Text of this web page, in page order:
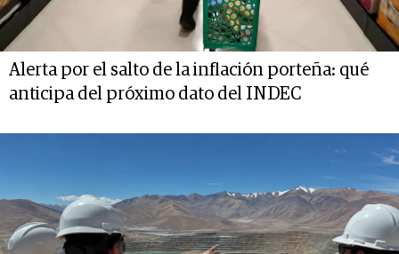
Alerta por el salto de la inflación porteña: qué
anticipa del próximo dato del INDEC